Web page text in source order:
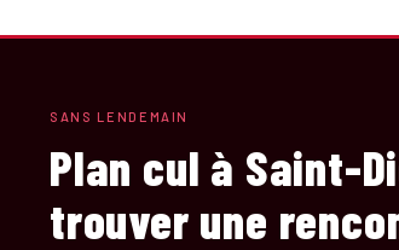
SANS LENDEMAIN
Plan cul à Saint-
trouver une